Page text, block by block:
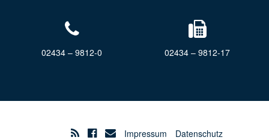
02434 – 9812-0 02434 – 9812-17
Impressum Datenschutz